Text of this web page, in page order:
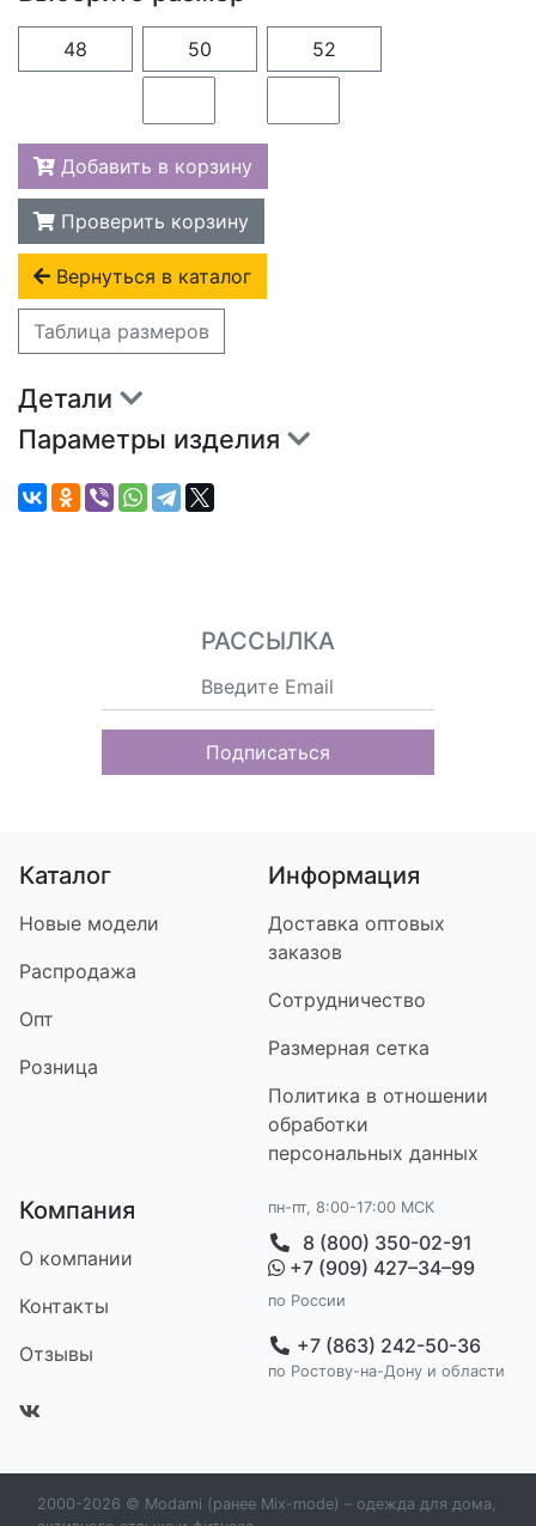
48 50 52
Добавить в корзину
Проверить корзину
Вернуться в каталог
Таблица размеров
Детали
Параметры изделия
РАССЫЛКА
Подписаться
Каталог
Новые модели
Распродажа
Опт
Розница
Информация
Доставка оптовых
заказов
Сотрудничество
Размерная сетка
Политика в отношении
обработки
персональных данных
Компания
О компании
Контакты
Отзывы
пн-пт, 8:00-17:00 МСК
8 (800) 350-02-91
+7 (909) 427–34–99
по России
+7 (863) 242-50-36
по Ростову-на-Дону и области
2000-2026 © Modami (ранее Mix-mode) – одежда для дома,